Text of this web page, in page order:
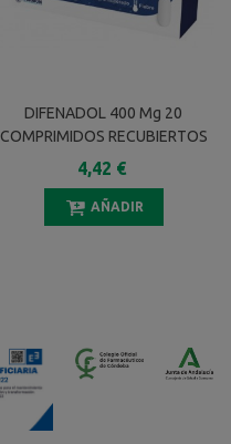
DIFENADOL 400 Mg 20
COMPRIMIDOS RECUBIERTOS
4,42 €
AÑADIR